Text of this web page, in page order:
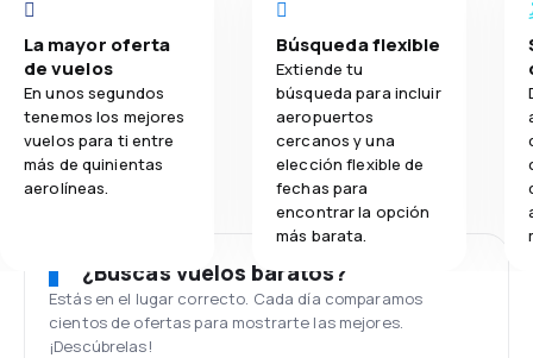
La mayor oferta
de vuelos
En unos segundos
tenemos los mejores
vuelos para ti entre
más de quinientas
aerolíneas.
Búsqueda flexible
Extiende tu
búsqueda para incluir
aeropuertos
cercanos y una
elección flexible de
fechas para
encontrar la opción
más barata.
¿Buscas vuelos baratos?
Estás en el lugar correcto. Cada día comparamos
cientos de ofertas para mostrarte las mejores.
¡Descúbrelas!